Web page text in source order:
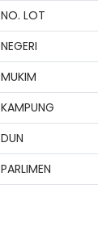
NO. LOT
NEGERI
MUKIM
KAMPUNG
DUN
PARLIMEN